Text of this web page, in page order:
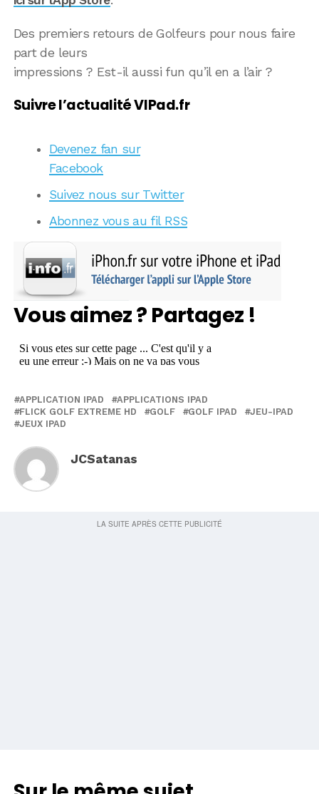
Des premiers retours de Golfeurs pour nous faire
part de leurs
impressions ? Est-il aussi fun qu’il en a l’air ?
Suivre l’actualité VIPad.fr
Devenez fan sur
Facebook
Suivez nous sur Twitter
Abonnez vous au fil RSS
Vous aimez ? Partagez !
APPLICATION IPAD
APPLICATIONS IPAD
FLICK GOLF EXTREME HD
GOLF GOLF IPAD
JEU-IPAD
JEUX IPAD
JCSatanas